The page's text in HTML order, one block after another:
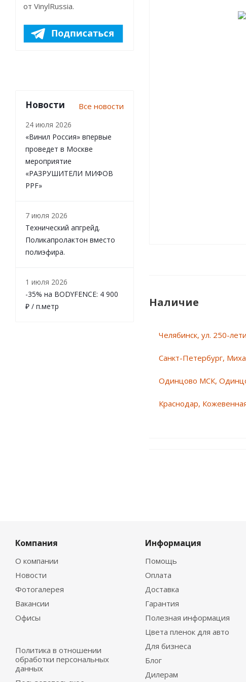
Наличие
Челябинск, ул. 250-
Санкт-Петербург,
Одинцово МСК,
Краснодар,
от VinylRussia.
Новости Все новости
24 июля 2026
«Винил Россия» впервые
проведет в Москве
мероприятие
«РАЗРУШИТЕЛИ МИФОВ
PPF»
7 июля 2026
Технический апгрейд.
Поликапролактон вместо
полиэфира.
1 июля 2026
-35% на BODYFENCE: 4 900
₽ / п.метр
Компания
О компании
Новости
Фотогалерея
Вакансии
Офисы
Политика в отношении
обработки персональных
данных
Информация
Помощь
Оплата
Доставка
Гарантия
Полезная информация
Цвета пленок для авто
Для бизнеса
Блог
Дилерам